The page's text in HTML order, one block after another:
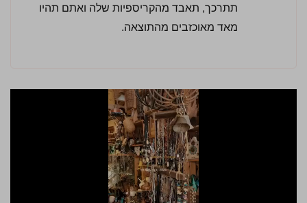
תתרכך, תאבד מהקריספיות שלה ואתם תהיו
מאד מאוכזבים מהתוצאה.